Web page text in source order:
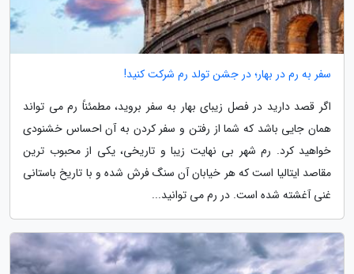
سفر به رم در بهار؛ در جشن تولد رم شرکت کنید!
اگر قصد دارید در فصل زیبای بهار به سفر بروید، مطمئناً رم می تواند
همان جایی باشد که شما از رفتن و سفر کردن به آن احساس خشنودی
خواهید کرد. رم شهر بی نهایت زیبا و تاریخی، یکی از محبوب ترین
مقاصد ایتالیا است که هر خیابان آن سنگ فرش شده و با تاریخ باستانی
غنی آغشته شده است. در رم می توانید...